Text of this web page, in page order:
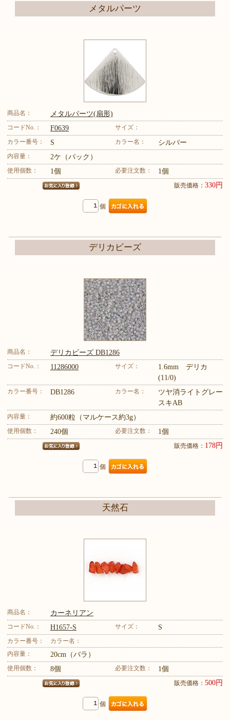
メタルパーツ
商品名： メタルパーツ(扇形)
コードNo.： F0639
サイズ：
カラー番号：
S カラー名： シルバー
内容量： 2ケ（パック）
使用個数： 1個 必要注文数： 1個
販売価格： 330円
個
デリカビーズ
商品名： デリカビーズ DB1286
コードNo.： 11286000 サイズ：
1.6mm デリカ
(11/0)
カラー番号： DB1286 カラー名：
ツヤ消ライトグレー
スキAB
内容量： 約600粒（マルケース約3g）
使用個数： 240個 必要注文数： 1個
販売価格： 178円
個
天然石
商品名： カーネリアン
コードNo.： H1657-S サイズ： S
カラー番号：
カラー名：
内容量：
20cm（バラ）
使用個数： 8個 必要注文数： 1個
販売価格： 500円
個